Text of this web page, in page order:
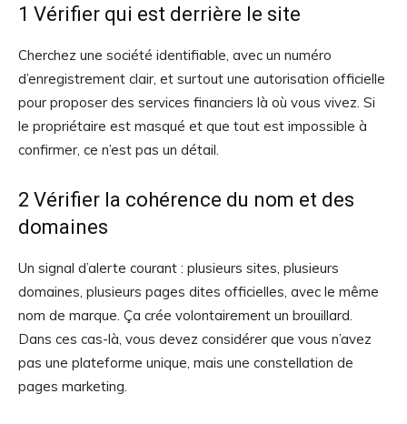
1 Vérifier qui est derrière le site
Cherchez une société identifiable, avec un numéro
d’enregistrement clair, et surtout une autorisation officielle
pour proposer des services financiers là où vous vivez. Si
le propriétaire est masqué et que tout est impossible à
confirmer, ce n’est pas un détail.
2 Vérifier la cohérence du nom et des
domaines
Un signal d’alerte courant : plusieurs sites, plusieurs
domaines, plusieurs pages dites officielles, avec le même
nom de marque. Ça crée volontairement un brouillard.
Dans ces cas-là, vous devez considérer que vous n’avez
pas une plateforme unique, mais une constellation de
pages marketing.